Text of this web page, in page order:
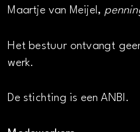
Maartje van Meijel,
Het bestuur ontvangt
werk.
De stichting is een ANBI.